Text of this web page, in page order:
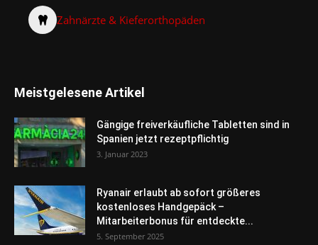
Zahnärzte & Kieferorthopäden
Meistgelesene Artikel
Gängige freiverkäufliche Tabletten sind in
Spanien jetzt rezeptpflichtig
3. Januar 2023
Ryanair erlaubt ab sofort größeres
kostenloses Handgepäck –
Mitarbeiterbonus für entdeckte...
5. September 2025